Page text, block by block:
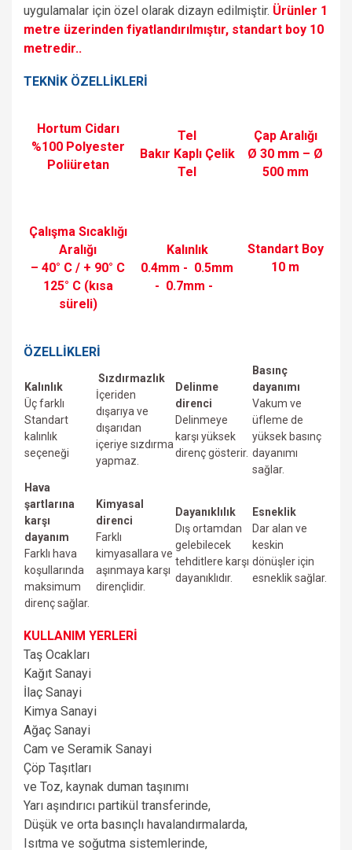
uygulamalar için özel olarak dizayn edilmiştir. Ürünler 1
metre üzerinden fiyatlandırılmıştır, standart boy 10
metredir..
TEKNİK ÖZELLİKLERİ
Hortum Cidarı
%100 Polyester
Poliüretan
Tel
Bakır Kaplı Çelik
Tel
Çap Aralığı
Ø 30 mm – Ø
500 mm
Çalışma Sıcaklığı
Aralığı
– 40° C / + 90° C
125° C (kısa
süreli)
Kalınlık
0.4mm - 0.5mm
- 0.7mm -
Standart Boy
10 m
ÖZELLİKLERİ
Kalınlık
Üç farklı
Standart
kalınlık
seçeneği
Sızdırmazlık
İçeriden
dışarıya ve
dışarıdan
içeriye sızdırma
yapmaz.
Delinme
direnci
Delinmeye
karşı yüksek
direnç gösterir.
Basınç
dayanımı
Vakum ve
üfIeme de
yüksek basınç
dayanımı
sağlar.
Hava
şartlarına
karşı
dayanım
Farklı hava
koşullarında
maksimum
direnç sağlar.
Kimyasal
direnci
Farklı
kimyasallara ve
aşınmaya karşı
dirençlidir.
Dayanıklılık
Dış ortamdan
gelebilecek
tehditlere karşı
dayanıklıdır.
Esneklik
Dar alan ve
keskin
dönüşler için
esneklik sağlar.
KULLANIM YERLERİ
Taş Ocakları
Kağıt Sanayi
İlaç Sanayi
Kimya Sanayi
Ağaç Sanayi
Cam ve Seramik Sanayi
Çöp Taşıtları
ve Toz, kaynak duman taşınımı
Yarı aşındırıcı partikül transferinde,
Düşük ve orta basınçlı havalandırmalarda,
Isıtma ve soğutma sistemlerinde,